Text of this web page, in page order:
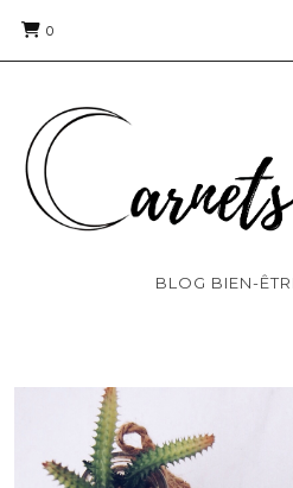
0
BLOG BIEN-